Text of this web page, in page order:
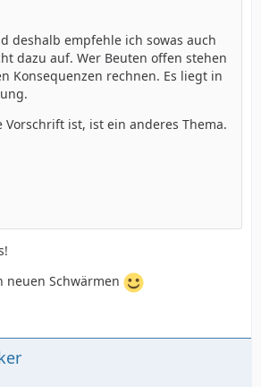
deshalb empfehle ich sowas auch
dazu auf. Wer Beuten offen stehen
Konsequenzen rechnen. Es liegt in
ist, ist ein anderes Thema.
neuen Schwärmen